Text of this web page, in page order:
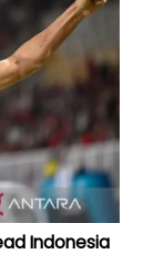
Indonesia